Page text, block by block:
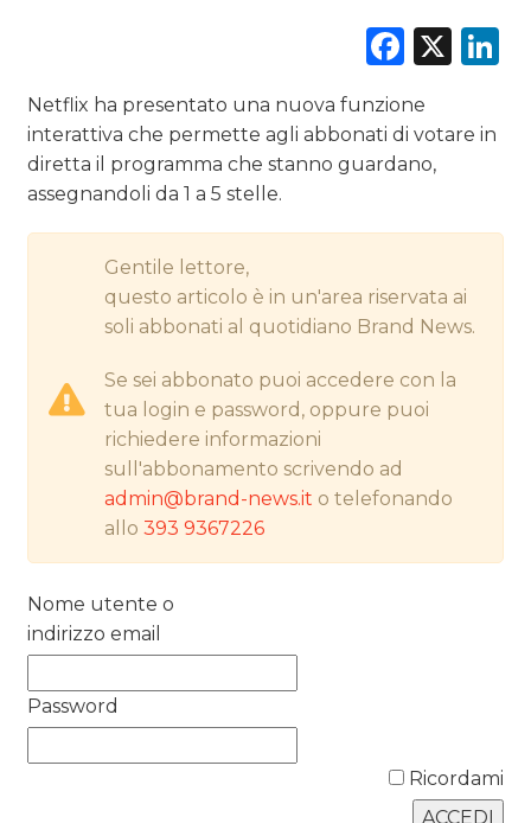
RADIO / AUDIO
TV
RICERCHE
PREVISIONI/SCENARI
NORMATIVE
TREND
CASE HISTORY
X
Netflix ha presentato una nuova funzione
interattiva che permette agli abbonati di votare in
diretta il programma che stanno guardano,
assegnandoli da 1 a 5 stelle.
Gentile lettore,
questo articolo è in un'area riservata ai
soli abbonati al quotidiano Brand News.
Se sei abbonato puoi accedere con la
tua login e password, oppure puoi
richiedere informazioni
sull'abbonamento scrivendo ad
admin@brand-news.it o telefonando
allo393 9367226
Nome utente o
indirizzo email
Password
Ricordami